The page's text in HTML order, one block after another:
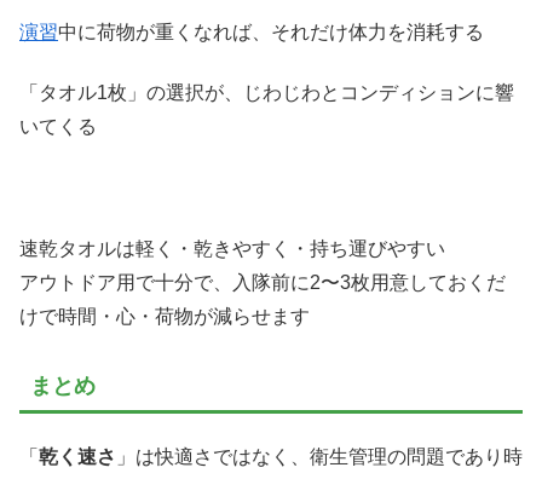
演習中に荷物が重くなれば、それだけ体力を消耗する
「タオル1枚」の選択が、じわじわとコンディションに響
いてくる
速乾タオルは軽く・乾きやすく・持ち運びやすい
アウトドア用で十分で、入隊前に2〜3枚用意しておくだ
けで時間・心・荷物が減らせます
まとめ
「 乾く速さ 」は快適さではなく、衛生管理の問題であり時